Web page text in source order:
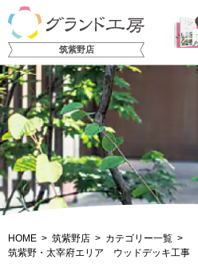
筑紫野店
HOME 筑紫野店
カテゴリー一覧
筑紫野・太宰府エリア ウッドデッキ工事